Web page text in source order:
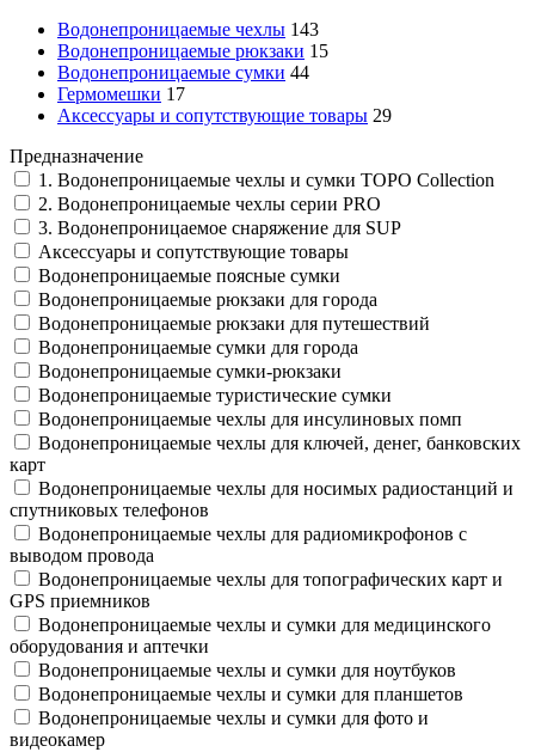
Водонепроницаемые чехлы 143
Водонепроницаемые рюкзаки 15
Водонепроницаемые сумки 44
Гермомешки 17
Аксессуары и сопутствующие товары 29
Предназначение
1. Водонепроницаемые чехлы и сумки TOPO Collection
2. Водонепроницаемые чехлы серии PRO
3. Водонепроницаемое снаряжение для SUP
Аксессуары и сопутствующие товары
Водонепроницаемые поясные сумки
Водонепроницаемые рюкзаки для города
Водонепроницаемые рюкзаки для путешествий
Водонепроницаемые сумки для города
Водонепроницаемые сумки-рюкзаки
Водонепроницаемые туристические сумки
Водонепроницаемые чехлы для инсулиновых помп
Водонепроницаемые чехлы для ключей, денег, банковских
карт
Водонепроницаемые чехлы для носимых радиостанций и
спутниковых телефонов
Водонепроницаемые чехлы для радиомикрофонов с
выводом провода
Водонепроницаемые чехлы для топографических карт и
GPS приемников
Водонепроницаемые чехлы и сумки для медицинского
оборудования и аптечки
Водонепроницаемые чехлы и сумки для ноутбуков
Водонепроницаемые чехлы и сумки для планшетов
Водонепроницаемые чехлы и сумки для фото и
видеокамер